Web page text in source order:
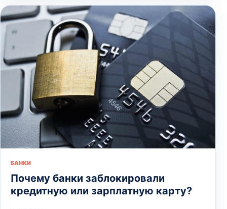
БАНКИ
Почему банки заблокировали
кредитную или зарплатную карту?